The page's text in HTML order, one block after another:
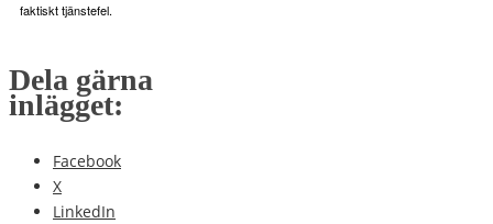
faktiskt tjänstefel.
Dela gärna
inlägget:
Facebook
X
LinkedIn